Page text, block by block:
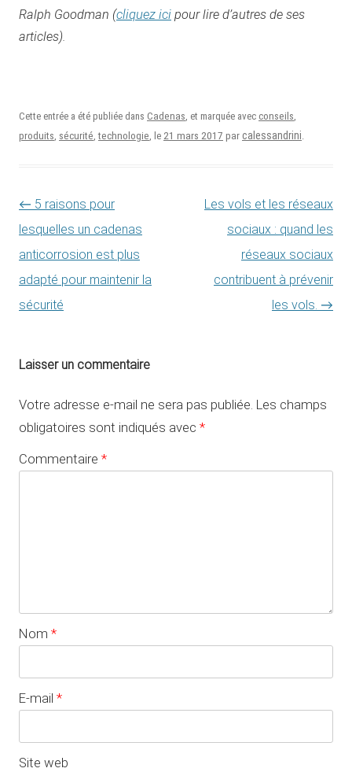
Ralph Goodman (cliquez ici pour lire d’autres de ses
articles).
Cette entrée a été publiée dans Cadenas, et marquée avec conseils,
produits, sécurité,technologie, le 21 mars 2017 par calessandrini.
Navigation des articles
← 5 raisons pour
lesquelles un cadenas
anticorrosion est plus
adapté pour maintenir la
sécurité
Les vols et les réseaux
sociaux : quand les
réseaux sociaux
contribuent à prévenir
les vols. →
Laisser un commentaire
Votre adresse e-mail ne sera pas publiée. Les champs
obligatoires sont indiqués avec *
Commentaire *
Nom *
E-mail *
Site web